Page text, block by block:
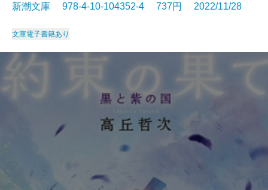
新潮文庫 978-4-10-104352-4 737円 2022/11/28
文庫電子書籍あり